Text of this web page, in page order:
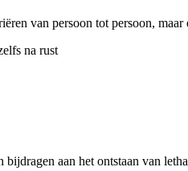
van persoon tot persoon,
na rust
aan het ontstaan van